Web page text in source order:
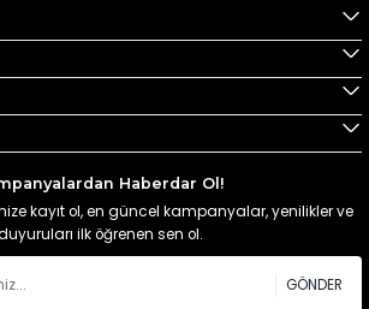
Haberdar Ol!
kayıt ol, en güncel kampanyalar, yenilikler ve
ilk öğrenen sen ol.
GÖNDER